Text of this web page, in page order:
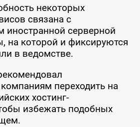
некоторых
связана с
иностранной серверной
на которой и фиксируются
в ведомстве.
переходить на
хостинг-
избежать подобных